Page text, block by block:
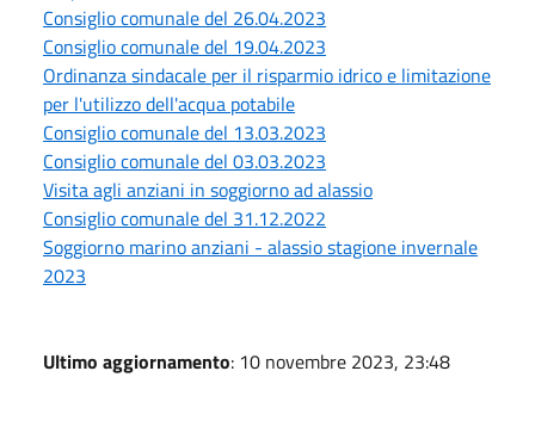
Consiglio comunale del 26.04.2023
Consiglio comunale del 19.04.2023
Ordinanza sindacale per il risparmio idrico e limitazione
per l'utilizzo dell'acqua potabile
Consiglio comunale del 13.03.2023
Consiglio comunale del 03.03.2023
Visita agli anziani in soggiorno ad alassio
Consiglio comunale del 31.12.2022
Soggiorno marino anziani - alassio stagione invernale
2023
Ultimo aggiornamento: 10 novembre 2023, 23:48